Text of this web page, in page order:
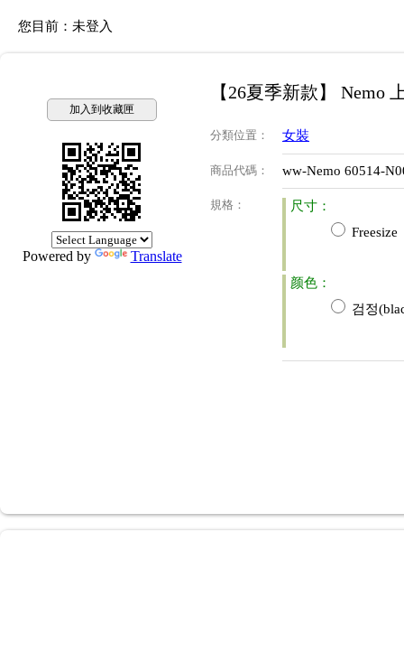
您目前： 未登入
加入到收藏匣
Powered by Translate
【26夏季新款】 Nemo
分類位置 ： 女裝
商品代碼 ： ww-Nemo 60514-
規格 ：
尺寸：
Freesize
颜色：
검정